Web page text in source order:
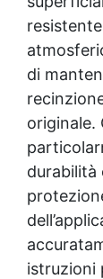
a
di
originale.
durabilità
istruzioni